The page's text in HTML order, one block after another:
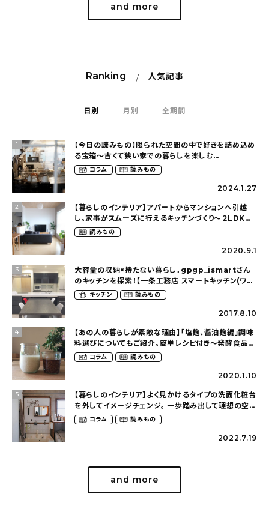
and more
Ranking 人気記事
日別 月別 全期間
1
【今日の読みもの】限られた空間の中で好きを詰め込め
る宝箱〜古くて狭い家での暮らしを楽しむ
（2nyan_and_lifestylesさん）
コラム 読みもの
2024.1.27
2
【暮らしのインテリア】アパートからマンションへ引越
し。家事がスムーズに行えるキッチンづくり〜２LDKの
賃貸暮らし（mari_ppe_さん）
読みもの
2020.9.1
3
大容量の収納×持たない暮らし。gpgp_ismartさん
のキッチンを探索！【一条工務店 スマートキッチン(ワイ
ドカウンター)】
キッチン 読みもの
2017.8.10
4
【あの人の暮らしが素敵な理由】「塩麹、醤油麹編」調味
料選びについてもご紹介。簡単レシピ付き〜発酵食品の
ある暮らし（__mamigram___さん）
コラム 読みもの
2020.1.10
5
【暮らしのインテリア】よく見かけるタイプの洗面化粧台
を外してイメージチェンジ。 一歩踏み出して理想の空間
へ〜築１２年の建売住宅をDIYする暮らし
（asasa0509さん）
コラム 読みもの
2022.7.19
and more